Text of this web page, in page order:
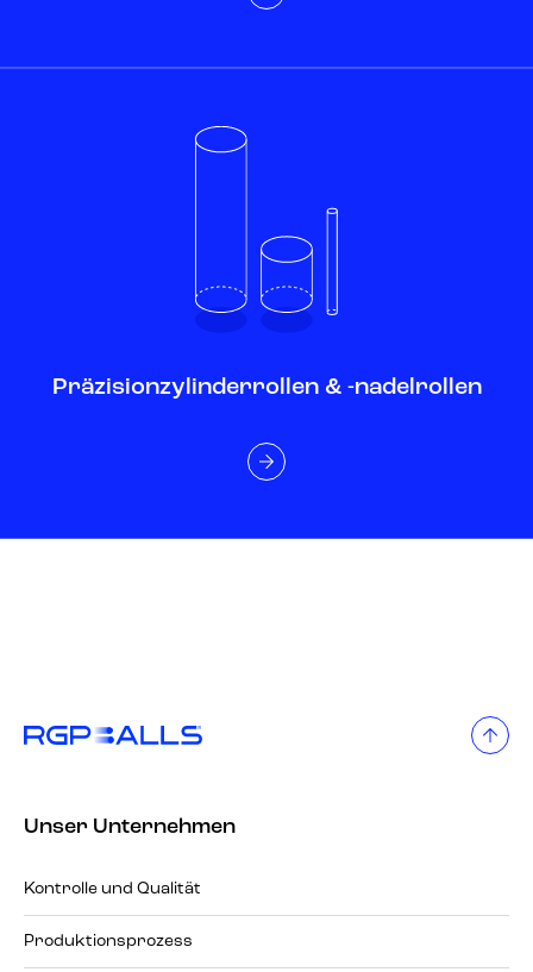
Präzisionzylinderrollen & -nadelrollen
Unser Unternehmen
Kontrolle und Qualität
Produktionsprozess